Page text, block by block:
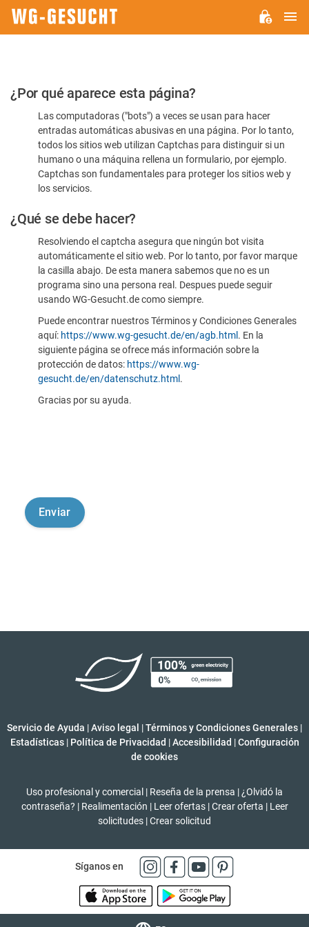
Por
favor,
confirme
humano
¿Por qué aparece esta página?
Las computadoras ("bots") a veces se usan para hacer
entradas automáticas abusivas en una página. Por lo tanto,
todos los sitios web utilizan Captchas para distinguir si un
humano o una máquina rellena un formulario, por ejemplo.
Captchas son fundamentales para proteger los sitios web y
los servicios.
¿Qué se debe hacer?
Resolviendo el captcha asegura que ningún bot visita
automáticamente el sitio web. Por lo tanto, por favor marque
la casilla abajo. De esta manera sabemos que no es un
programa sino una persona real. Despues puede seguir
usando WG-Gesucht.de como siempre.
Puede encontrar nuestros Términos y Condiciones Generales
aquí: https://www.wg-gesucht.de/en/agb.html . En la
siguiente página se ofrece más información sobre la
protección de datos: https://www.wg-
gesucht.de/en/datenschutz.html .
Gracias por su ayuda.
Servicio de Ayuda |Aviso legal |Términos y Condiciones Generales |
Estadísticas | Política de Privacidad | Accesibilidad | Configuración
de cookies
Uso profesional y comercial | Reseña de la prensa | ¿Olvidó la
contraseña? | Realimentación | Leer ofertas | Crear oferta | Leer
solicitudes |Crear solicitud
Síganos en